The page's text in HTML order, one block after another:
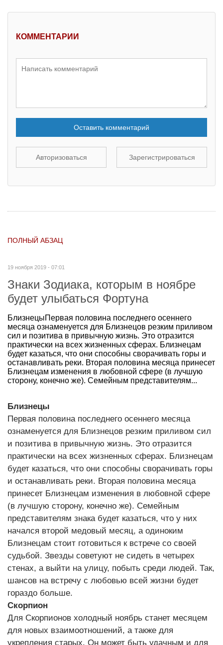
КОММЕНТАРИИ
Оставить комментарий
Авторизоваться Зарегистрироваться
ПОЛНЫЙ АБЗАЦ
19 ноября 2019 - 07:01
Знаки Зодиака, которым в ноябре
будет улыбаться Фортуна
БлизнецыПервая половина последнего осеннего
месяца ознаменуется для Близнецов резким приливом
сил и позитива в привычную жизнь. Это отразится
практически на всех жизненных сферах. Близнецам
будет казаться, что они способны сворачивать горы и
останавливать реки. Вторая половина месяца принесет
Близнецам изменения в любовной сфере (в лучшую
сторону, конечно же). Семейным представителям...
Близнецы
Первая половина последнего осеннего месяца
ознаменуется для Близнецов резким приливом сил
и позитива в привычную жизнь. Это отразится
практически на всех жизненных сферах. Близнецам
будет казаться, что они способны сворачивать горы
и останавливать реки. Вторая половина месяца
принесет Близнецам изменения в любовной сфере
(в лучшую сторону, конечно же). Семейным
представителям знака будет казаться, что у них
начался второй медовый месяц, а одиноким
Близнецам стоит готовиться к встрече со своей
судьбой. Звезды советуют не сидеть в четырех
стенах, а выйти на улицу, побыть среди людей. Так,
шансов на встречу с любовью всей жизни будет
гораздо больше.
Скорпион
Для Скорпионов холодный ноябрь станет месяцем
для новых взаимоотношений, а также для
укрепления старых. Он может быть удачным и для